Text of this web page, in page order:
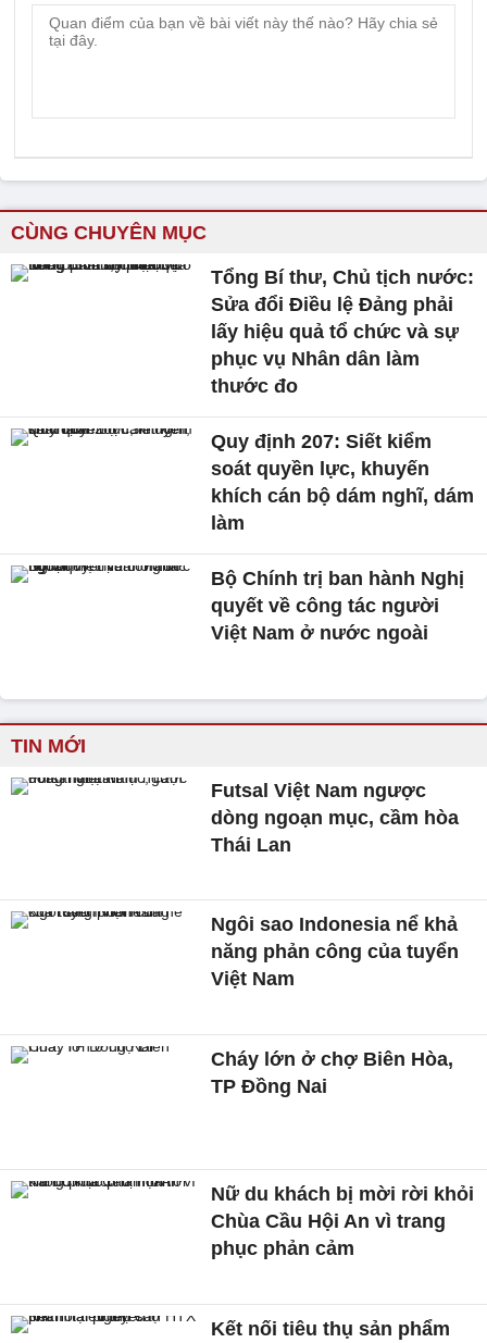
CÙNG CHUYÊN MỤC
Tổng Bí thư, Chủ tịch nước:
Sửa đổi Điều lệ Đảng phải
lấy hiệu quả tổ chức và sự
phục vụ Nhân dân làm
thước đo
Quy định 207: Siết kiểm
soát quyền lực, khuyến
khích cán bộ dám nghĩ, dám
làm
Bộ Chính trị ban hành Nghị
quyết về công tác người
Việt Nam ở nước ngoài
TIN MỚI
Futsal Việt Nam ngược
dòng ngoạn mục, cầm hòa
Thái Lan
Ngôi sao Indonesia nể khả
năng phản công của tuyển
Việt Nam
Cháy lớn ở chợ Biên Hòa,
TP Đồng Nai
Nữ du khách bị mời rời khỏi
Chùa Cầu Hội An vì trang
phục phản cảm
Kết nối tiêu thụ sản phẩm